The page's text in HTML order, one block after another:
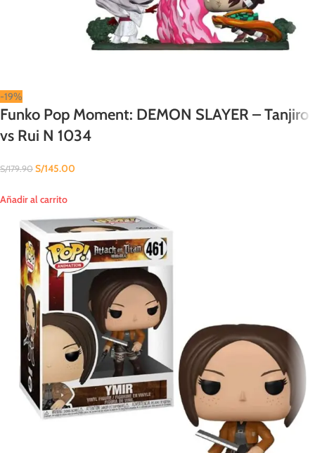
-19%
Funko Pop Moment: DEMON SLAYER – Tanjiro
vs Rui N 1034
S/179.90 S/145.00
Añadir al carrito